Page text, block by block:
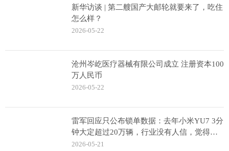
新华访谈 | 第二艘国产大邮轮就要来了，吃住
怎么样？
2026-05-22
沧州岑屹医疗器械有限公司成立 注册资本100
万人民币
2026-05-22
雷军回应只公布锁单数据：去年小米YU7 3分
钟大定超过20万辆，行业没有人信，觉得数
据有问题
2026-05-21